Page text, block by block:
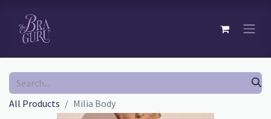
All Products Milia Body